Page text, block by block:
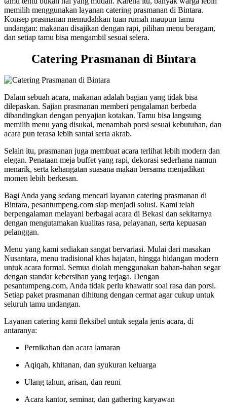
memilih menggunakan layanan catering prasmanan di Bintara.
Konsep prasmanan memudahkan tuan rumah maupun tamu
undangan: makanan disajikan dengan rapi, pilihan menu beragam,
dan setiap tamu bisa mengambil sesuai selera.
Catering Prasmanan di Bintara
Dalam sebuah acara, makanan adalah bagian yang tidak bisa
dilepaskan. Sajian prasmanan memberi pengalaman berbeda
dibandingkan dengan penyajian kotakan. Tamu bisa langsung
memilih menu yang disukai, menambah porsi sesuai kebutuhan, dan
acara pun terasa lebih santai serta akrab.
Selain itu, prasmanan juga membuat acara terlihat lebih modern dan
elegan. Penataan meja buffet yang rapi, dekorasi sederhana namun
menarik, serta kehangatan suasana makan bersama menjadikan
momen lebih berkesan.
Bagi Anda yang sedang mencari layanan catering prasmanan di
Bintara, pesantumpeng.com siap menjadi solusi. Kami telah
berpengalaman melayani berbagai acara di Bekasi dan sekitarnya
dengan mengutamakan kualitas rasa, pelayanan, serta kepuasan
pelanggan.
Menu yang kami sediakan sangat bervariasi. Mulai dari masakan
Nusantara, menu tradisional khas hajatan, hingga hidangan modern
untuk acara formal. Semua diolah menggunakan bahan-bahan segar
dengan standar kebersihan yang terjaga. Dengan
pesantumpeng.com, Anda tidak perlu khawatir soal rasa dan porsi.
Setiap paket prasmanan dihitung dengan cermat agar cukup untuk
seluruh tamu undangan.
Layanan catering kami fleksibel untuk segala jenis acara, di
antaranya:
Pernikahan dan acara lamaran
Aqiqah, khitanan, dan syukuran keluarga
Ulang tahun, arisan, dan reuni
Acara kantor, seminar, dan gathering karyawan